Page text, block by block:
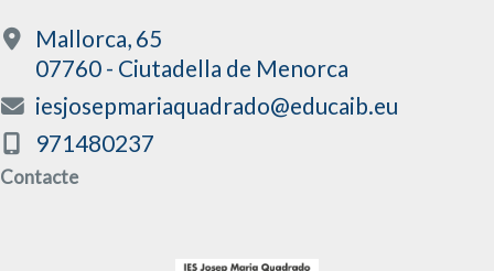
Mallorca, 65
07760 - Ciutadella de Menorca
iesjosepmariaquadrado@educaib.eu
971480237
Contacte